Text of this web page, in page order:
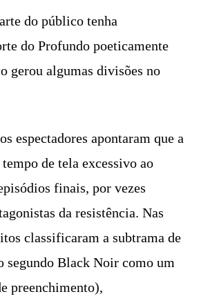
do público tenha
do Profundo poeticamente
gerou algumas divisões no
espectadores apontaram que a
de tela excessivo ao
finais, por vezes
da resistência. Nas
classificaram a subtrama de
segundo Black Noir como um
preenchimento),